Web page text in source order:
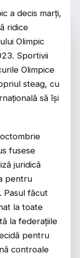
a decis marți,
ridice
Olimpic
Sportivii
Olimpice
steag, cu
să își
fusese
juridică
pentru
Pasul făcut
la toate
la federațiile
pentru
controale